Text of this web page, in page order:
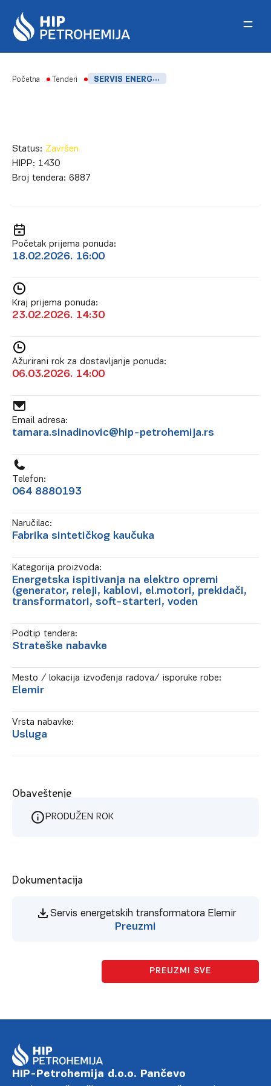
Početna Tenderi SERVIS ENERGETSKIH TRANSFORMATORA, ELEMIR
Status: Završen
HIPP: 1430
Broj tendera: 6887
Početak prijema ponuda:
18.02.2026. 16:00
Kraj prijema ponuda:
23.02.2026. 14:30
Ažurirani rok za dostavljanje ponuda:
06.03.2026. 14:00
Email adresa:
tamara.sinadinovic@hip-petrohemija.rs
Telefon:
064 8880193
Naručilac:
Fabrika sintetičkog kaučuka
Kategorija proizvoda:
Energetska ispitivanja na elektro opremi
(generator, releji, kablovi, el.motori, prekidači,
transformatori, soft-starteri, voden
Podtip tendera:
Strateške nabavke
Mesto / lokacija izvođenja radova/ isporuke robe:
Elemir
Vrsta nabavke:
Usluga
Obaveštenje
PRODUŽEN ROK
Dokumentacija
Servis energetskih transformatora Elemir
Preuzmi
PREUZMI SVE
HIP-Petrohemija d.o.o. Pančevo